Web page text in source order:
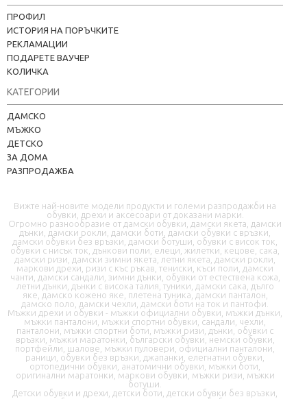
ПРОФИЛ
ИСТОРИЯ НА ПОРЪЧКИТЕ
РЕКЛАМАЦИИ
ПОДАРЕТЕ ВАУЧЕР
КОЛИЧКА
КАТЕГОРИИ
ДАМСКО
МЪЖКО
ДЕТСКО
ЗА ДОМА
РАЗПРОДАЖБА
Вижте най-новите модели продукти и големи разпродажби на
обувки, дрехи и аксесоари от доказани марки.
Огромно разнообразие от дамски обувки, дамски якета, дамски
дънки, дамски рокли, дамски боти, дамски обувки с връзки,
дамски обувки без връзки, дамски ботуши, обувки с висок ток,
обувки с нисък ток, дънкови поли, елеци, жилетки, кецове, сака,
дамски ризи, дамски зимни якета, летни якета, дамски рокли,
маркови дрехи, ризи с къс ръкав, тениски, къси поли, дамски
чанти, дамски сандали, зимни дънки, обувки от естествена кожа,
летни дънки, дънки с висока талия, туники, дамски сака, дълго
яке, дамско кожено яке, плетена туника, дамски панталон,
дамско поло, дамски чехли, дамски боти на ток и пантофи.
Мъжки дрехи и обувки - мъжки официални обувки, мъжки дънки,
мъжки панталони, мъжки спортни обувки, сандали, чехли,
панталони, мъжки спортни боти, мъжки ризи, дънки, обувки с
връзки, мъжки маратонки, български обувки, немски обувки,
портфейли, шалове, мъжки пуловери, официални панталони,
раници, обувки без връзки, джапанки, елегнатни обувки,
ортопедични обувки, анатомични обувки, мъжки боти,
оригинални маратонки, маркови обувки, мъжки ризи, мъжки
ботуши.
Детски обувки и дрехи, детски боти, детски обувки без връзки,
Kapere.com
📦 Информация за доставка
🔄 Подмяна и връщания
❓ Въпроси и отговори